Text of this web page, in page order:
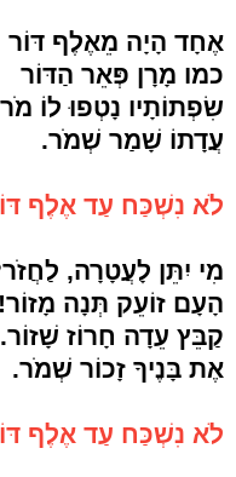
אֶחָד הָיָה מֵאֶלֶף דּוֹר
כמו מָרָן פְּאֵר הַדּוֹר
שִׂפְתוֹתָיו נָטְפוּ לוֹ
עֲדָתוֹ שָׁמַר שְׁמֹר.
לֹא נִשְׁכַּח עַד אֶלֶף
מִי יִתֵּן לָעֲטָרָה,
הָעָם זוֹעֵק תְּנָה
קַבֵּץ עֵדָה חָרוֹז שָׁזוֹר.
אֶת בָּנֶיךָ זָכוֹר שְׁמֹר.
לֹא נִשְׁכַּח עַד אֶלֶף